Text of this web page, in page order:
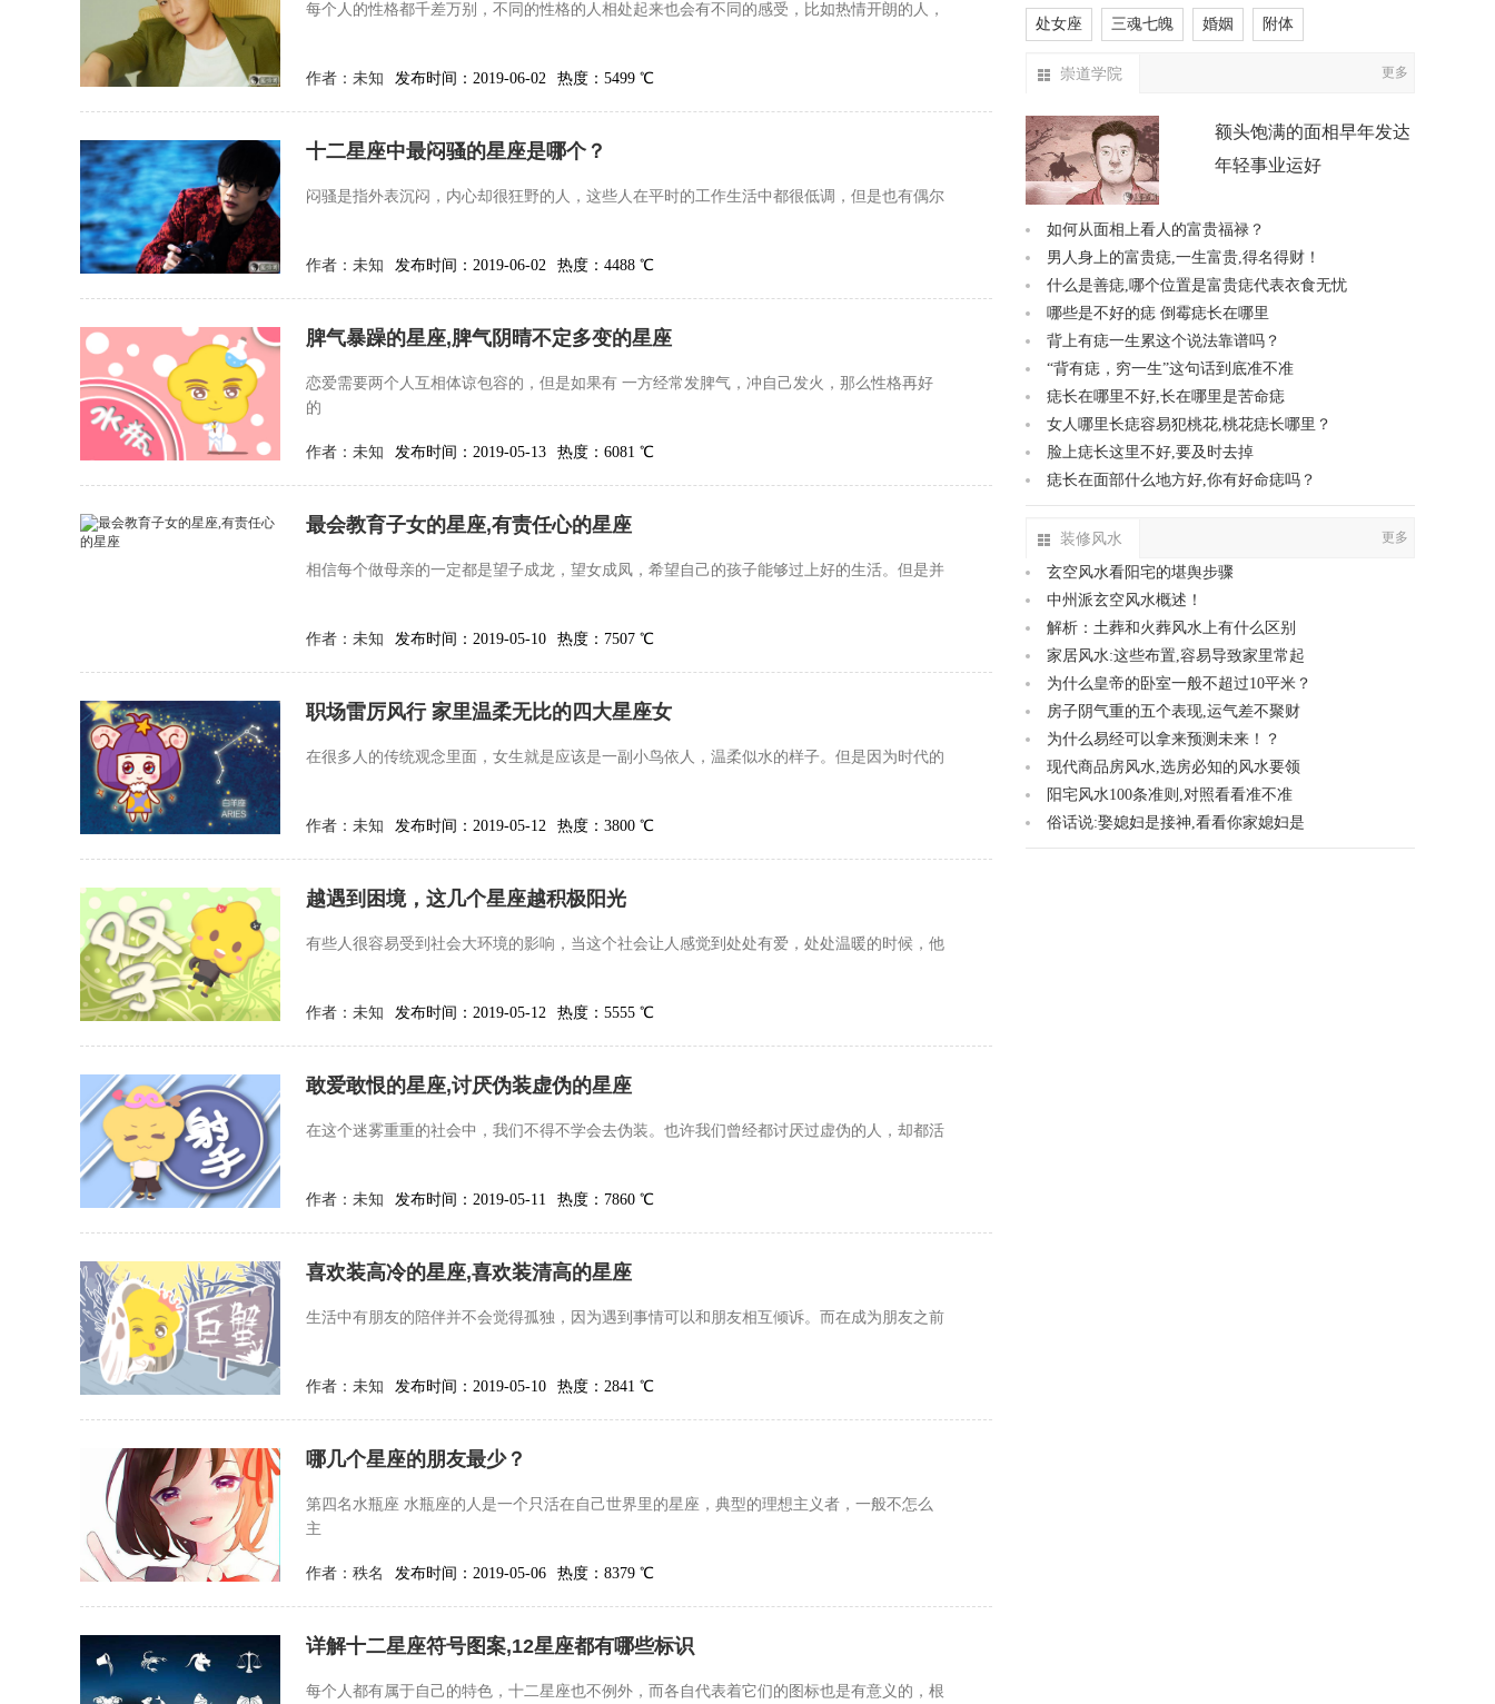
每个人的性格都千差万别，不同的性格的人相处起来也会有不同的感受，比如热情开朗的人，
作者： 未知 发布时间：2019-06-02 热度：5499 ℃
十二星座中最闷骚的星座是哪个？
闷骚是指外表沉闷，内心却很狂野的人，这些人在平时的工作生活中都很低调，但是也有偶尔
作者： 未知 发布时间：2019-06-02 热度：4488 ℃
脾气暴躁的星座,脾气阴晴不定多变的星座
恋爱需要两个人互相体谅包容的，但是如果有 一方经常发脾气，冲自己发火，那么性格再好
的
作者： 未知 发布时间：2019-05-13 热度：6081 ℃
最会教育子女的星座,有责任心的星座
相信每个做母亲的一定都是望子成龙，望女成凤，希望自己的孩子能够过上好的生活。但是并
作者： 未知 发布时间：2019-05-10 热度：7507 ℃
职场雷厉风行 家里温柔无比的四大星座女
在很多人的传统观念里面，女生就是应该是一副小鸟依人，温柔似水的样子。但是因为时代的
作者： 未知 发布时间：2019-05-12 热度：3800 ℃
越遇到困境，这几个星座越积极阳光
有些人很容易受到社会大环境的影响，当这个社会让人感觉到处处有爱，处处温暖的时候，他
作者： 未知 发布时间：2019-05-12 热度：5555 ℃
敢爱敢恨的星座,讨厌伪装虚伪的星座
在这个迷雾重重的社会中，我们不得不学会去伪装。也许我们曾经都讨厌过虚伪的人，却都活
作者： 未知 发布时间：2019-05-11 热度：7860 ℃
喜欢装高冷的星座,喜欢装清高的星座
生活中有朋友的陪伴并不会觉得孤独，因为遇到事情可以和朋友相互倾诉。而在成为朋友之前
作者： 未知 发布时间：2019-05-10 热度：2841 ℃
哪几个星座的朋友最少？
第四名水瓶座 水瓶座的人是一个只活在自己世界里的星座，典型的理想主义者，一般不怎么
主
作者： 秩名 发布时间：2019-05-06 热度：8379 ℃
详解十二星座符号图案,12星座都有哪些标识
每个人都有属于自己的特色，十二星座也不例外，而各自代表着它们的图标也是有意义的，根
处女座 三魂七魄 婚姻 附体
崇道学院 更多
额头饱满的面相早年发达
年轻事业运好
如何从面相上看人的富贵福禄？
男人身上的富贵痣,一生富贵,得名得财！
什么是善痣,哪个位置是富贵痣代表衣食无忧
哪些是不好的痣 倒霉痣长在哪里
背上有痣一生累这个说法靠谱吗？
“背有痣，穷一生”这句话到底准不准
痣长在哪里不好,长在哪里是苦命痣
女人哪里长痣容易犯桃花,桃花痣长哪里？
脸上痣长这里不好,要及时去掉
痣长在面部什么地方好,你有好命痣吗？
装修风水 更多
玄空风水看阳宅的堪舆步骤
中州派玄空风水概述！
解析：土葬和火葬风水上有什么区别
家居风水:这些布置,容易导致家里常起
为什么皇帝的卧室一般不超过10平米？
房子阴气重的五个表现,运气差不聚财
为什么易经可以拿来预测未来！？
现代商品房风水,选房必知的风水要领
阳宅风水100条准则,对照看看准不准
俗话说:娶媳妇是接神,看看你家媳妇是